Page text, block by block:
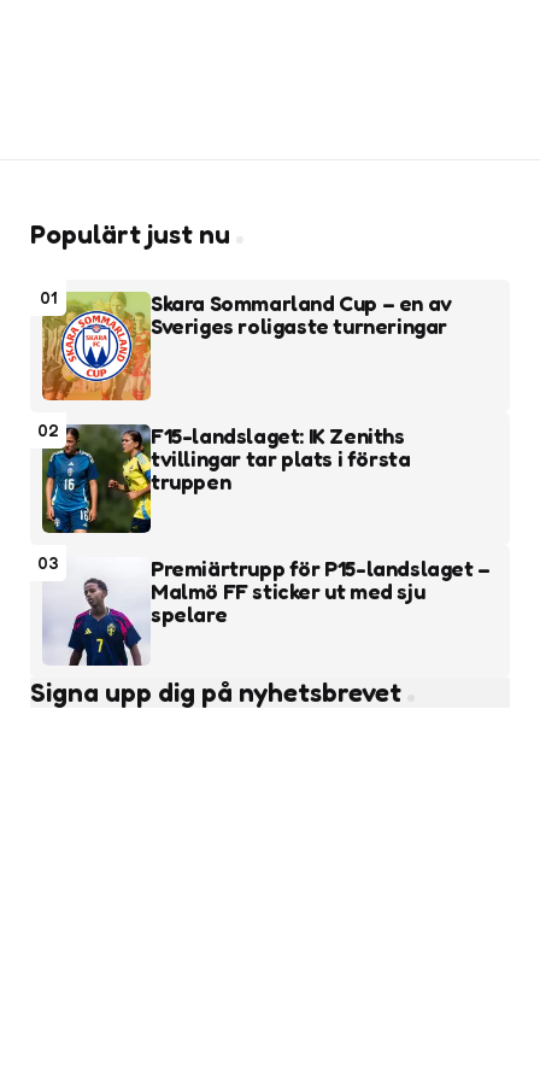
Populärt just nu
01
Skara Sommarland Cup – en av
Sveriges roligaste turneringar
02
F15-landslaget: IK Zeniths
tvillingar tar plats i första
truppen
03
Premiärtrupp för P15-landslaget –
Malmö FF sticker ut med sju
spelare
Signa upp dig på nyhetsbrevet